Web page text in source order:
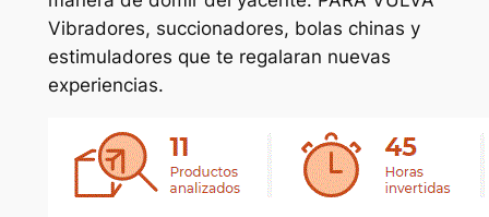
Vibradores, succionadores, bolas chinas y
estimuladores que te regalaran nuevas
experiencias.